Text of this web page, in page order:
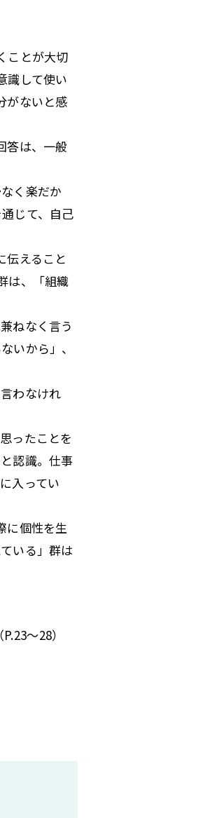
ことが大切
識して使い
がないと感
答は、一般
く楽だか
じて、自己
伝えること
は、「組織
ねなく言う
いから」、
わなけれ
ったことを
認識。仕事
入ってい
に個性を生
いる」群は
～28）